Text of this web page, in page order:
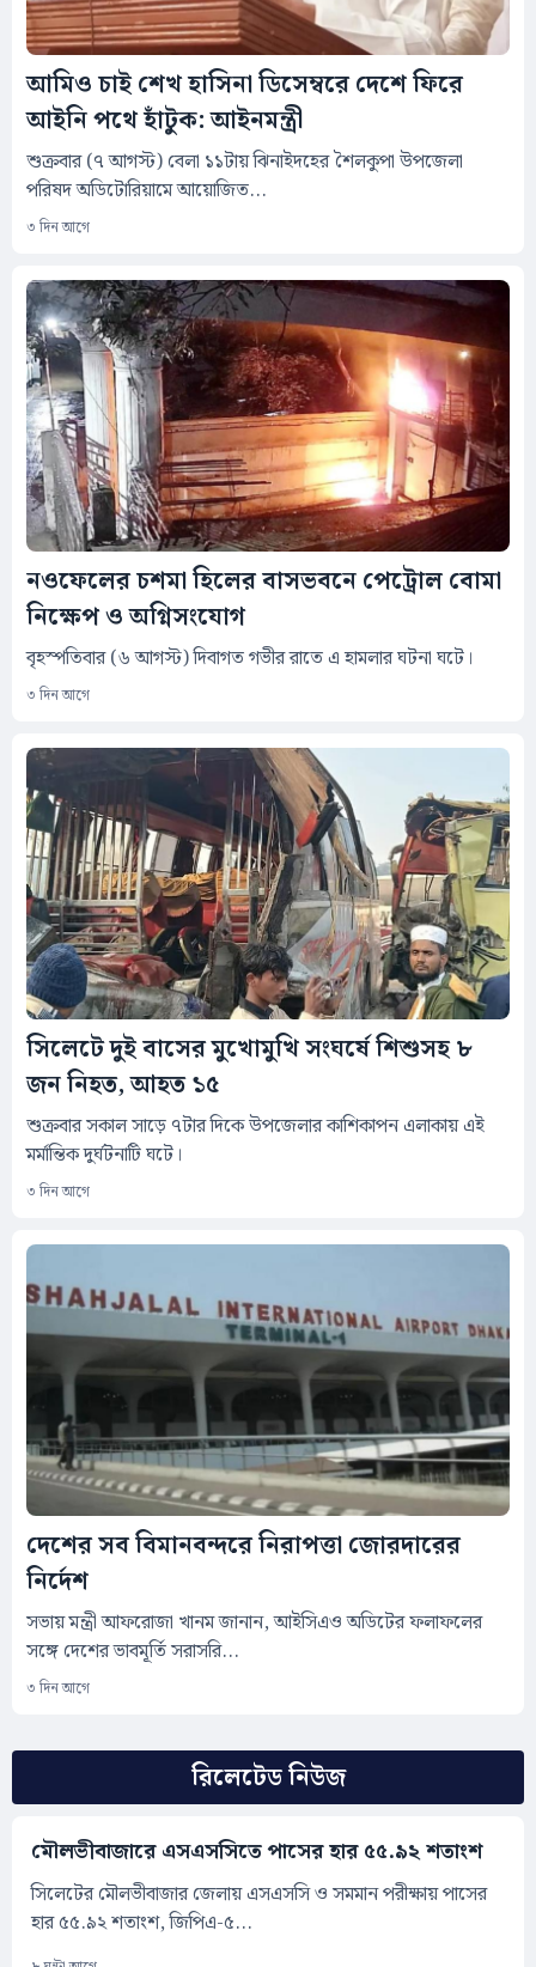
রিলেটেড নিউজ
মৌলভীবাজারে এসএসসিতে পাসের হার ৫৫.৯২ শতাংশ
সিলেটের মৌলভীবাজার জেলায় এসএসসি ও সমমান পরীক্ষায় পাসের
হার ৫৫.৯২ শতাংশ, জিপিএ-৫...
আমিও চাই শেখ হাসিনা ডিসেম্বরে দেশে ফিরে
আইনি পথে হাঁটুক: আইনমন্ত্রী
শুক্রবার (৭ আগস্ট) বেলা ১১টায় ঝিনাইদহের শৈলকুপা উপজেলা
পরিষদ অডিটোরিয়ামে আয়োজিত...
৩ দিন আগে
নওফেলের চশমা হিলের বাসভবনে পেট্রোল বোমা
নিক্ষেপ ও অগ্নিসংযোগ
বৃহস্পতিবার (৬ আগস্ট) দিবাগত গভীর রাতে এ হামলার ঘটনা ঘটে।
৩ দিন আগে
সিলেটে দুই বাসের মুখোমুখি সংঘর্ষে শিশুসহ ৮
জন নিহত, আহত ১৫
শুক্রবার সকাল সাড়ে ৭টার দিকে উপজেলার কাশিকাপন এলাকায় এই
মর্মান্তিক দুর্ঘটনাটি ঘটে।
৩ দিন আগে
দেশের সব বিমানবন্দরে নিরাপত্তা জোরদারের
নির্দেশ
সভায় মন্ত্রী আফরোজা খানম জানান, আইসিএও অডিটের ফলাফলের
সঙ্গে দেশের ভাবমূর্তি সরাসরি...
৩ দিন আগে